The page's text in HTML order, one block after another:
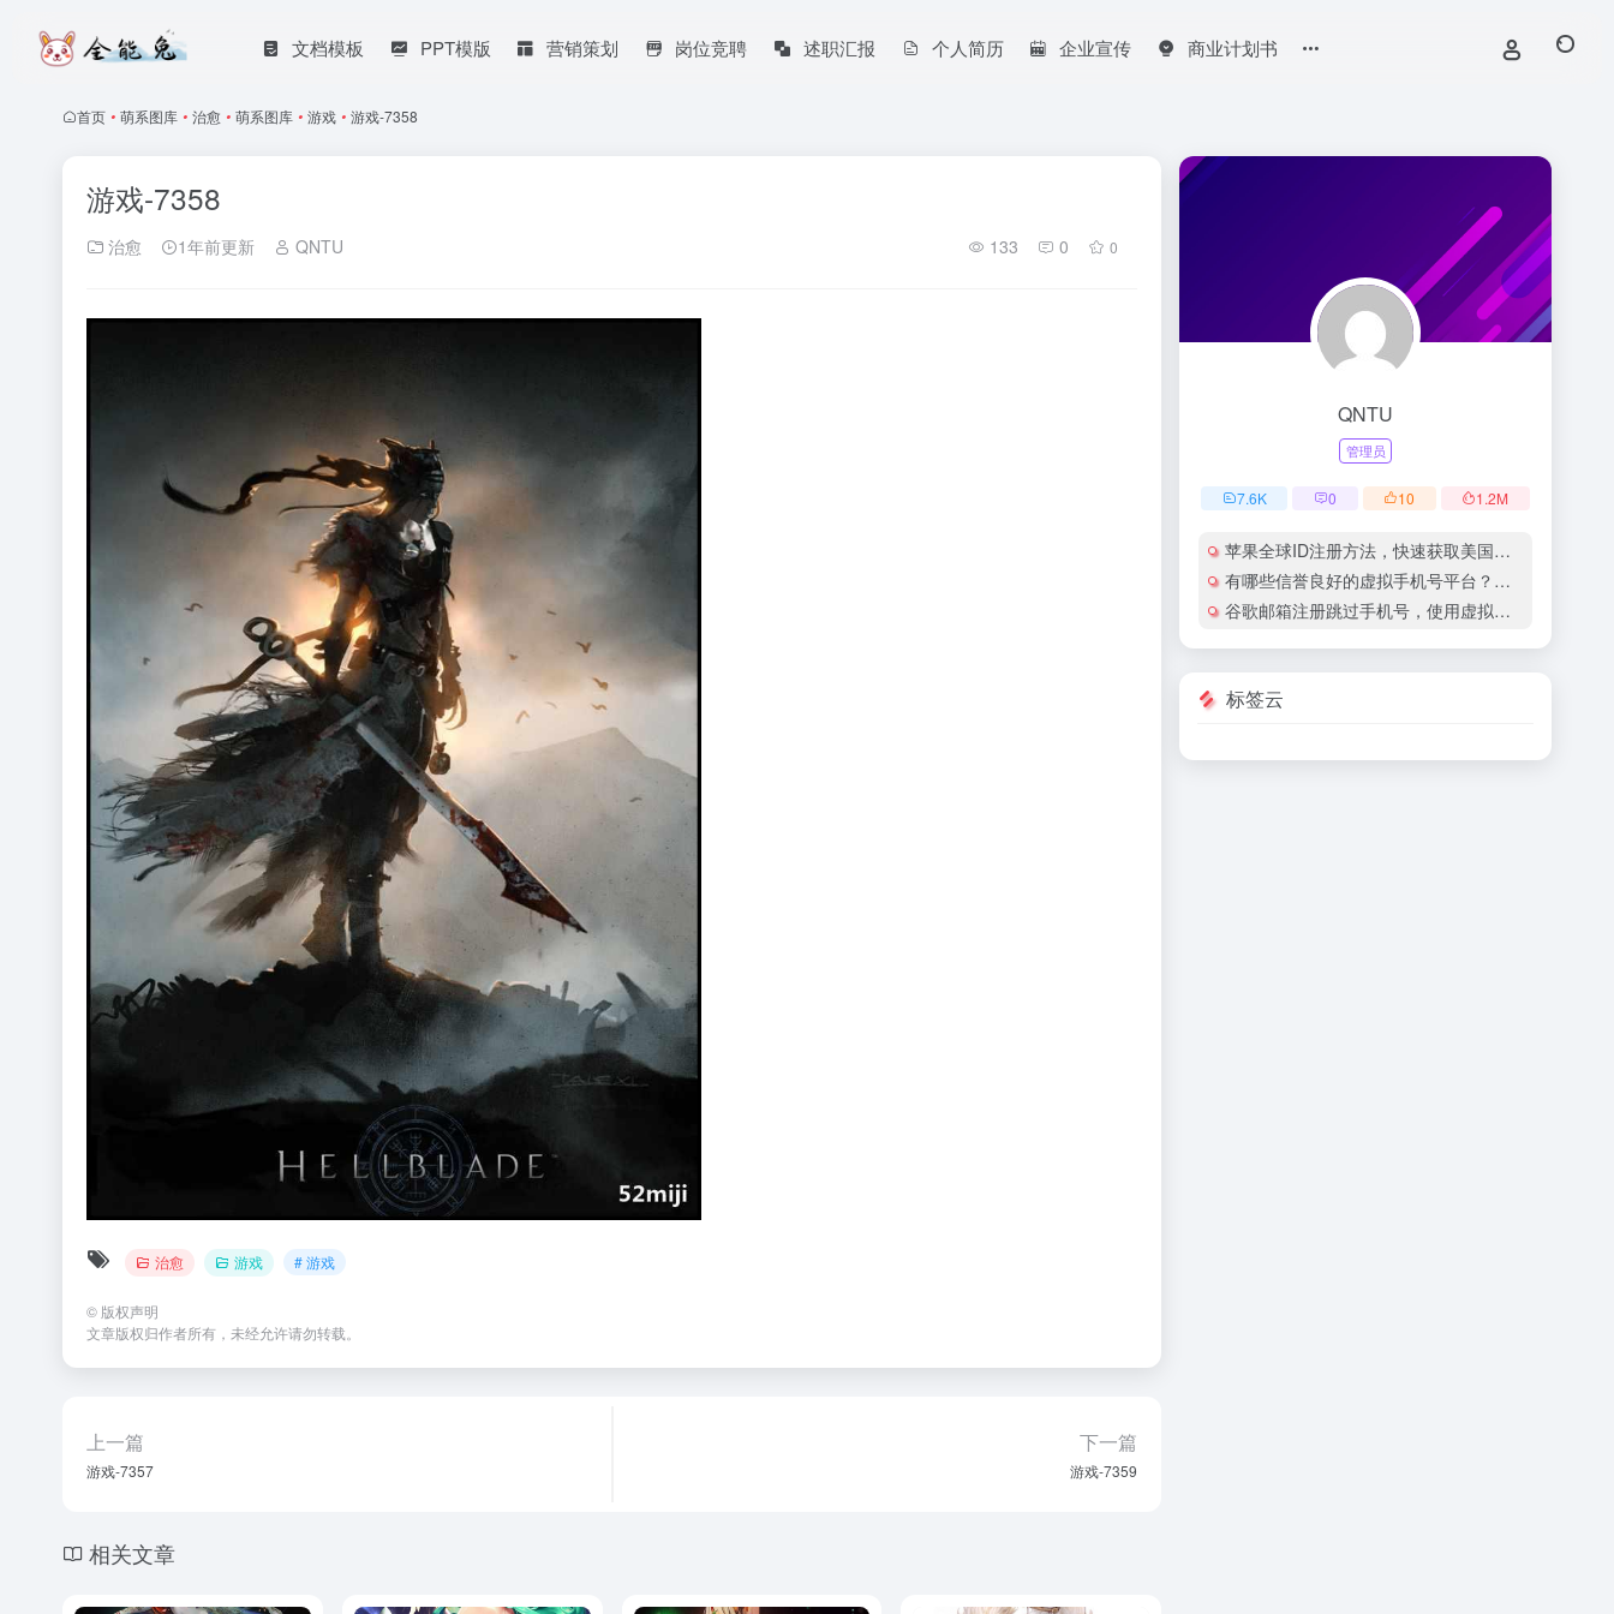
文档模板 PPT模版 营销策划 岗位竞聘 述职汇报 个人简历 企业宣传 商业计划书
首页 • 萌系图库 • 治愈 • 萌系图库 • 游戏 • 游戏-7358
游戏-7358
治愈 1年前更新 QNTU 133 0 0
治愈 游戏 # 游戏
© 版权声明
文章版权归作者所有，未经允许请勿转载。
上一篇
游戏-7357
下一篇
游戏-7359
相关文章
QNTU
管理员
7.6K 0 10 1.2M
苹果全球ID注册方法，快速获取美国地区苹果账号
有哪些信誉良好的虚拟手机号平台？有哪些平台提供国际虚拟手机号服务？
谷歌邮箱注册跳过手机号，使用虚拟手机号注册谷歌邮箱安全吗？
标签云